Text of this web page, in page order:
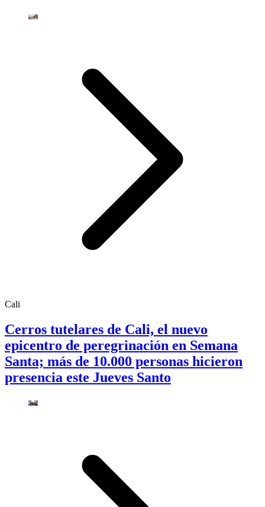
Cali
Cerros tutelares de Cali, el nuevo
epicentro de peregrinación en Semana
Santa; más de 10.000 personas hicieron
presencia este Jueves Santo